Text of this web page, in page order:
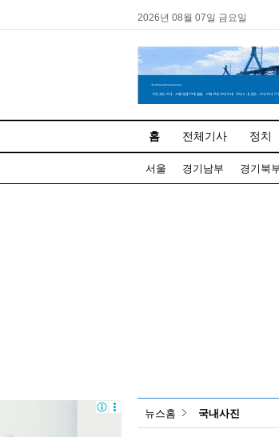
2026년 08월 07일 금요일
홈 전체기사 정치
서울 경기남부 경기북
뉴스홈 국내사진